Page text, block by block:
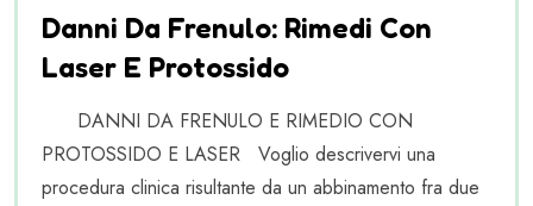
Danni Da Frenulo: Rimedi Con
Laser E Protossido
DANNI DA FRENULO E RIMEDIO CON
PROTOSSIDO E LASER Voglio descrivervi una
procedura clinica risultante da un abbinamento fra due